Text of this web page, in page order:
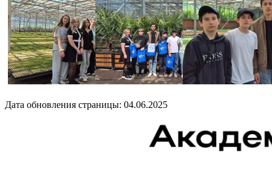
Дата обновления страницы: 04.06.2025